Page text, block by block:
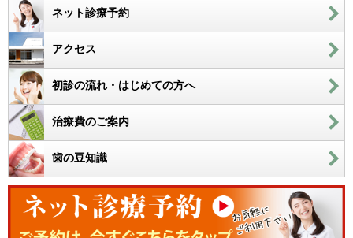
ネット診療予約
アクセス
初診の流れ・はじめての方へ
治療費のご案内
歯の豆知識